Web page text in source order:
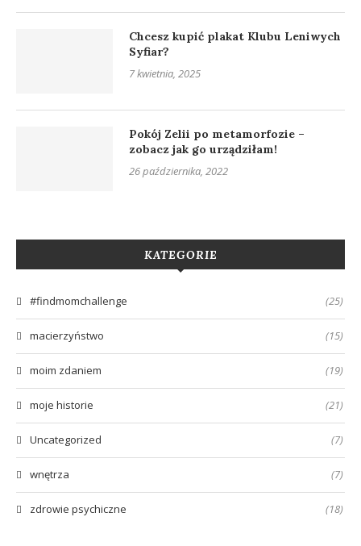
Chcesz kupić plakat Klubu Leniwych
Syfiar?
7 kwietnia, 2025
Pokój Zelii po metamorfozie –
zobacz jak go urządziłam!
26 października, 2022
KATEGORIE
#findmomchallenge (25)
macierzyństwo (15)
moim zdaniem (19)
moje historie (21)
Uncategorized (7)
wnętrza (7)
zdrowie psychiczne (18)